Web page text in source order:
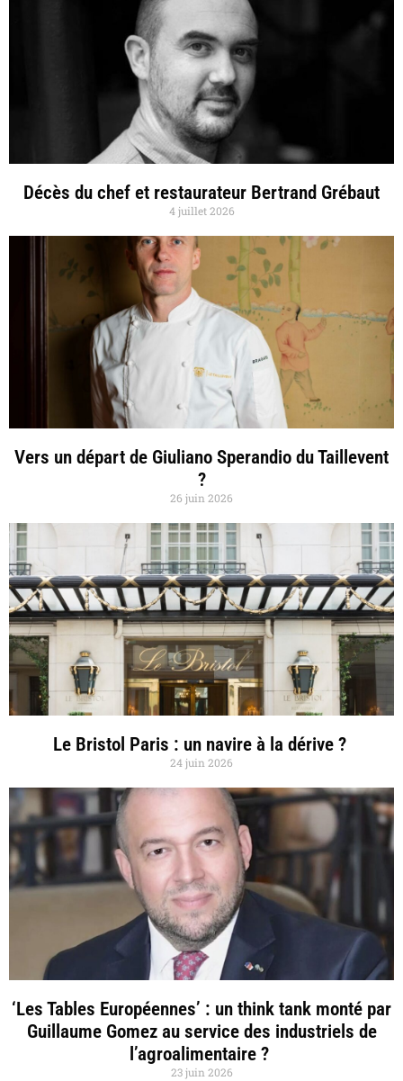
Décès du chef et restaurateur Bertrand Grébaut
4 juillet 2026
Vers un départ de Giuliano Sperandio du Taillevent
?
26 juin 2026
Le Bristol Paris : un navire à la dérive ?
24 juin 2026
‘Les Tables Européennes’ : un think tank monté par
Guillaume Gomez au service des industriels de
l’agroalimentaire ?
23 juin 2026